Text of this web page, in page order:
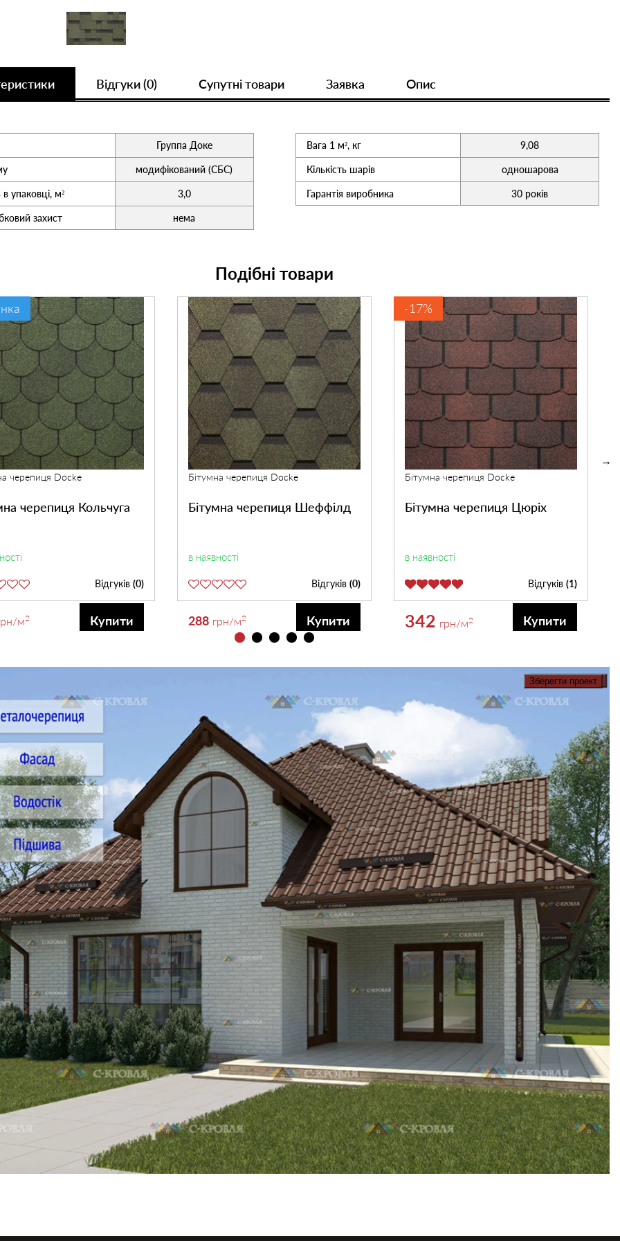
Відгуки (0) Супутні товари Заявка Опис
Группа Доке Вага 1 м², кг 9,08
модифікований (СБС) Кількість шарів одношарова
в упаковці, м² 3,0 Гарантія виробника 30 років
захист нема
Подібні товари
черепиця Docke
черепиця Кольчуга
Відгуків (0)
/м2 Купити
Бітумна черепиця Docke
Бітумна черепиця Шеффілд
в наявності
Відгуків (0)
288 грн/м2 Купити
-17%
Бітумна черепиця Docke
Бітумна черепиця Цюріх
в наявності
Відгуків (1)
342 грн/м2 Купити
Зберегти проект